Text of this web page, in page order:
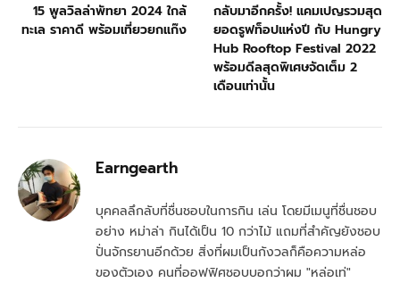
15 พูลวิลล่าพัทยา 2024 ใกล้
ทะเล ราคาดี พร้อมเที่ยวยกแก๊ง
กลับมาอีกครั้ง! แคมเปญรวมสุด
ยอดรูฟท็อปแห่งปี กับ Hungry
Hub Rooftop Festival 2022
พร้อมดีลสุดพิเศษจัดเต็ม 2
เดือนเท่านั้น
Earngearth
บุคคลลึกลับที่ชื่นชอบในการกิน เล่น โดยมีเมนูที่ชื่นชอบ
อย่าง หม่าล่า กินได้เป็น 10 กว่าไม้ แถมที่สำคัญยังชอบ
ปั่นจักรยานอีกด้วย สิ่งที่ผมเป็นกังวลก็คือความหล่อ
ของตัวเอง คนที่ออฟฟิศชอบบอกว่าผม "หล่อเท่"